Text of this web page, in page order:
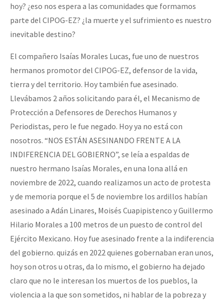
hoy? ¿eso nos espera a las comunidades que formamos
parte del CIPOG-EZ? ¿la muerte y el sufrimiento es nuestro
inevitable destino?
El compañero Isaías Morales Lucas, fue uno de nuestros
hermanos promotor del CIPOG-EZ, defensor de la vida,
tierra y del territorio. Hoy también fue asesinado.
Llevábamos 2 años solicitando para él, el Mecanismo de
Protección a Defensores de Derechos Humanos y
Periodistas, pero le fue negado. Hoy ya no está con
nosotros. “NOS ESTÁN ASESINANDO FRENTE A LA
INDIFERENCIA DEL GOBIERNO”, se leía a espaldas de
nuestro hermano Isaías Morales, en una lona allá en
noviembre de 2022, cuando realizamos un acto de protesta
y de memoria porque el 5 de noviembre los ardillos habían
asesinado a Adán Linares, Moisés Cuapipistenco y Guillermo
Hilario Morales a 100 metros de un puesto de control del
Ejército Mexicano. Hoy fue asesinado frente a la indiferencia
del gobierno. quizás en 2022 quienes gobernaban eran unos,
hoy son otros u otras, da lo mismo, el gobierno ha dejado
claro que no le interesan los muertos de los pueblos, la
violencia a la que son sometidos, ni hablar de la pobreza y